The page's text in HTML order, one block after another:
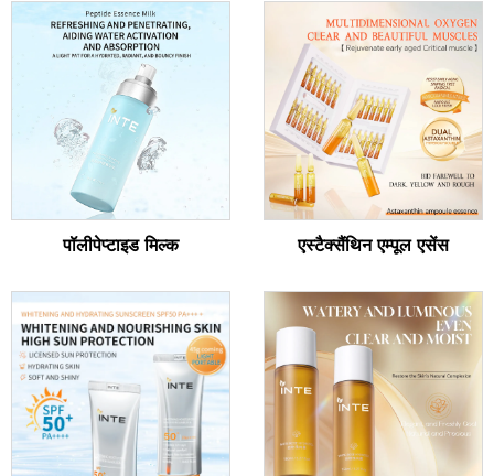
पॉलीपेप्टाइड मिल्क एस्टैक्सैंथिन एम्पूल एसेंस